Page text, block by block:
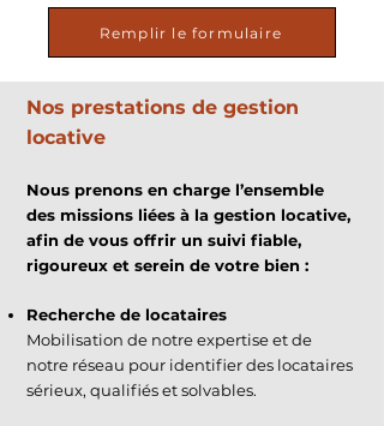
Remplir le formulaire
Nos prestations de gestion
locative
Nous prenons en charge l’ensemble
des missions liées à la gestion locative,
afin de vous offrir un suivi fiable,
rigoureux et serein de votre bien :
Recherche de locataires
Mobilisation de notre expertise et de
notre réseau pour identifier des locataires
sérieux, qualifiés et solvables.